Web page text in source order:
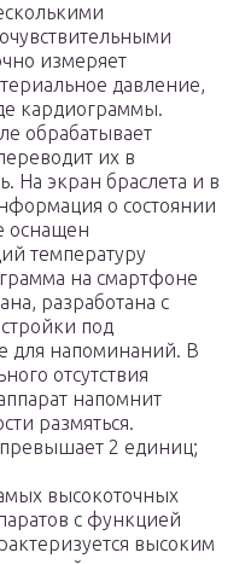
измеряет
давление,
кардиограммы.
обрабатывает
их в
На экран браслета и в
о состоянии
оснащен
температуру
на смартфоне
разработана с
под
для напоминаний. В
отсутствия
напомнит
размяться.
2 единиц;
высокоточных
с функцией
высоким